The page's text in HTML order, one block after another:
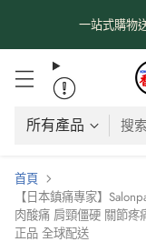
係時候分享吓我哋
搜
首頁
【日本鎮痛專家】
肉酸痛 肩頸僵硬 關節疼
正品 全球配送